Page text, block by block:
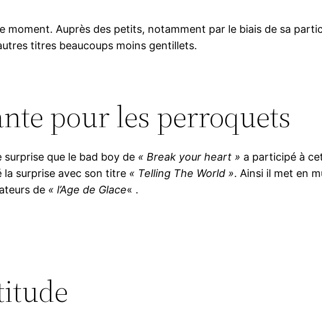
moment. Auprès des petits, notamment par le biais de sa
titres beaucoups moins gentillets.
pour les perroquets
surprise que le bad boy de « Break your heart » a participé à
la surprise avec son titre « Telling The World ». Ainsi il met en
de « l’Age de Glace« .